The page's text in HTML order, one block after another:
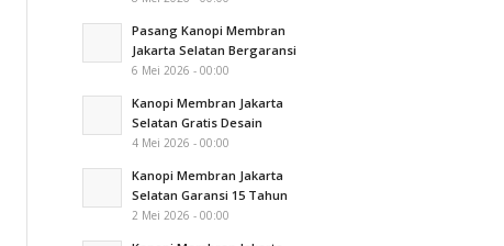
Pasang Kanopi Membran
Jakarta Selatan Bergaransi
6 Mei 2026 - 00:00
Kanopi Membran Jakarta
Selatan Gratis Desain
4 Mei 2026 - 00:00
Kanopi Membran Jakarta
Selatan Garansi 15 Tahun
2 Mei 2026 - 00:00